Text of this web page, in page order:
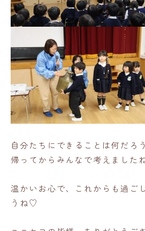
自分たちにできることは何だろ
帰ってからみんなで考えましたね
温かいお心で、これからも過ご
うね♡